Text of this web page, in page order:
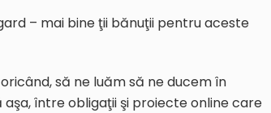
– mai bine ţii bănuţii pentru aceste
să ne luăm să ne ducem în
între obligaţii şi proiecte online care